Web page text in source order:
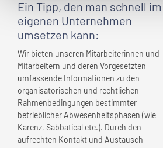
Ein Tipp, den man schnell im
eigenen Unternehmen
umsetzen kann:
Wir bieten unseren Mitarbeiterinnen und
Mitarbeitern und deren Vorgesetzten
umfassende Informationen zu den
organisatorischen und rechtlichen
Rahmenbedingungen bestimmter
betrieblicher Abwesenheitsphasen (wie
Karenz, Sabbatical etc.). Durch den
aufrechten Kontakt und Austausch